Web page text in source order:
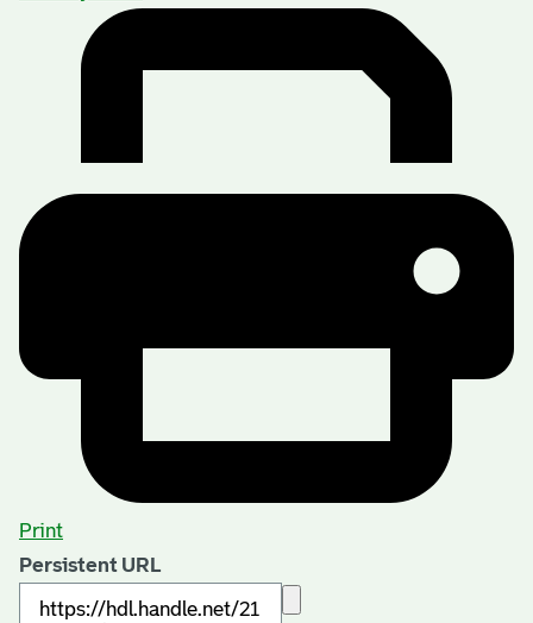
Print
Persistent URL